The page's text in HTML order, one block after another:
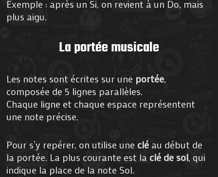
Exemple : après un Si, on revient à un Do, mais
plus aigu.
La portée musicale
Les notes sont écrites sur une portée,
composée de 5 lignes parallèles.
Chaque ligne et chaque espace représentent
une note précise.
Pour s’y repérer, on utilise une clé au début de
la portée. La plus courante est la clé de sol, qui
indique la place de la note Sol.